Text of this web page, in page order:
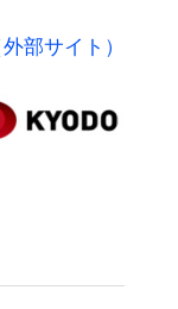
部サイト）